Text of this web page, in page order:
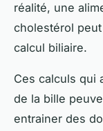
réalité, une
cholestérol
calcul biliaire.
Ces calculs qui
de la bille
entrainer des